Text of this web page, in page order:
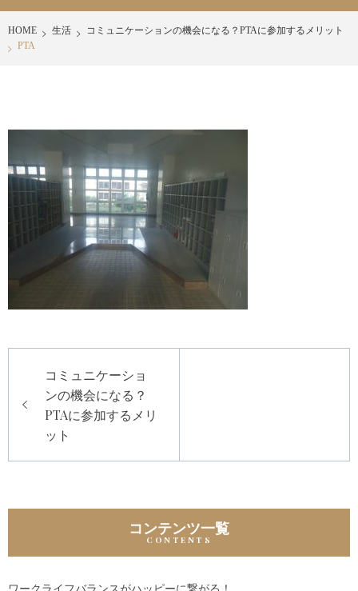
HOME 生活
コミュニケーションの機会になる？PTAに参加するメリット
PTA
ナ
ゲ
シ
コミュニケーショ
ンの機会になる？
PTAに参加するメリ
ット
コンテンツ一覧